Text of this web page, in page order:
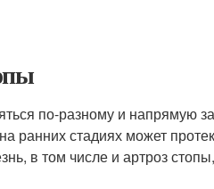
по-разному и напрямую
ранних стадиях может
в том числе и артроз стопы,